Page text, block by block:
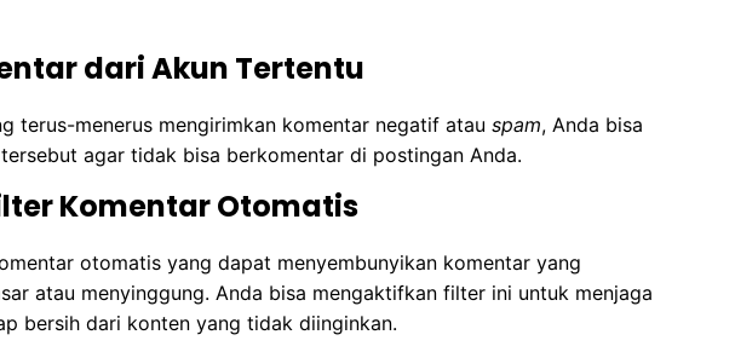
dari Akun Tertentu
terus-menerus mengirimkan komentar negatif atau spam, Anda bisa
agar tidak bisa berkomentar di postingan Anda.
Komentar Otomatis
otomatis yang dapat menyembunyikan komentar yang
atau menyinggung. Anda bisa mengaktifkan filter ini untuk menjaga
bersih dari konten yang tidak diinginkan.